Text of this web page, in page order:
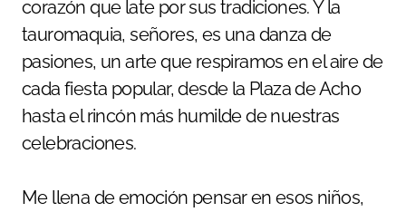
corazón que late por sus tradiciones. Y la
tauromaquia, señores, es una danza de
pasiones, un arte que respiramos en el aire de
cada fiesta popular, desde la Plaza de Acho
hasta el rincón más humilde de nuestras
celebraciones.
Me llena de emoción pensar en esos niños,